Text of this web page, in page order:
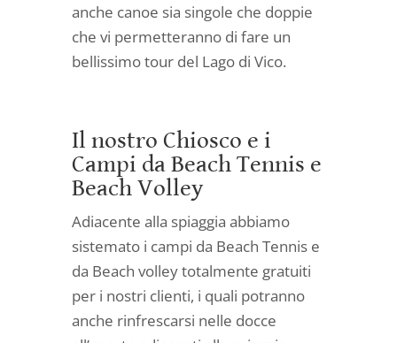
anche canoe sia singole che doppie
che vi permetteranno di fare un
bellissimo tour del Lago di Vico.
Il nostro Chiosco e i
Campi da Beach Tennis e
Beach Volley
Adiacente alla spiaggia abbiamo
sistemato i campi da Beach Tennis e
da Beach volley totalmente gratuiti
per i nostri clienti, i quali potranno
anche rinfrescarsi nelle docce